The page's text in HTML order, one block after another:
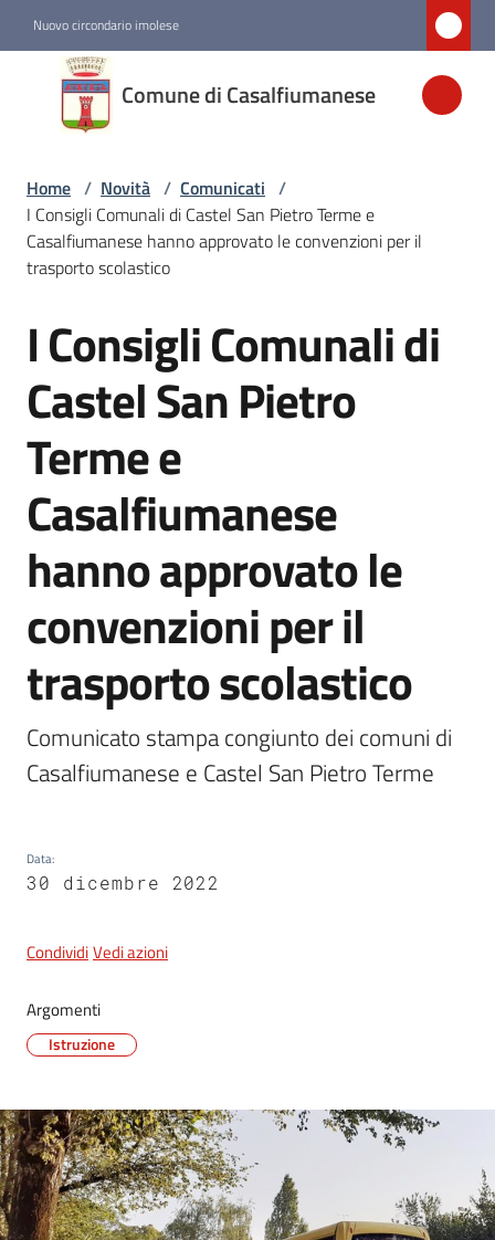
Nuovo circondario imolese
Comune di Casalfiumanese
Comune di
Casalfiumanese
Amministrazione
Novità
Servizi
Vivere
Casalfiumanese
5x1000
Servizi
on-
line
Tutti
gli
Home / Novità / Comunicati /
I Consigli Comunali di Castel San Pietro Terme e
Casalfiumanese hanno approvato le convenzioni per il
trasporto scolastico
Salta al contenuto
I Consigli Comunali di
Castel San Pietro
Terme e
Casalfiumanese
hanno approvato le
convenzioni per il
trasporto scolastico
Comunicato stampa congiunto dei comuni di
Casalfiumanese e Castel San Pietro Terme
Data:
30 dicembre 2022
CondividiVedi azioni
Argomenti
Istruzione